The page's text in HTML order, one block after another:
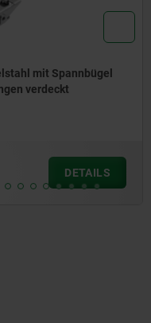
2,28 CHF
zzgl. MwSt.
zzgl. Versandkosten